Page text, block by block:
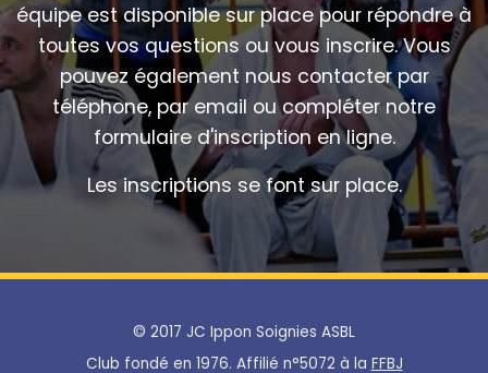
équipe est disponible sur place pour répondre à
toutes vos questions ou vous inscrire. Vous
pouvez également nous contacter par
téléphone, par email ou compléter notre
formulaire d'inscription en ligne.
Les inscriptions se font sur place.
© 2017 JC Ippon Soignies ASBL
Club fondé en 1976. Affilié n°5072 à la FFBJ